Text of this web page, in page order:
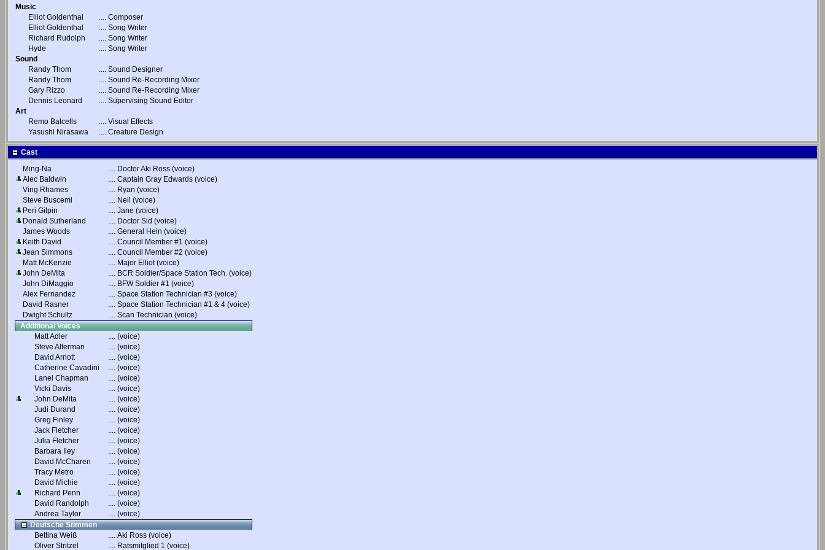
Music
Elliot Goldenthal
.... Composer
Elliot Goldenthal
.... Song Writer
Richard Rudolph
.... Song Writer
Hyde
.... Song Writer
Sound
Randy Thom
.... Sound Designer
Randy Thom
.... Sound Re-Recording Mixer
Gary Rizzo
.... Sound Re-Recording Mixer
Dennis Leonard
.... Supervising Sound Editor
Art
Remo Balcells
.... Visual Effects
Yasushi Nirasawa
.... Creature Design
Cast
Ming-Na
.... Doctor Aki Ross (voice)
Alec Baldwin
.... Captain Gray Edwards (voice)
Ving Rhames
.... Ryan (voice)
Steve Buscemi
.... Neil (voice)
Peri Gilpin
.... Jane (voice)
Donald Sutherland
.... Doctor Sid (voice)
James Woods
.... General Hein (voice)
Keith David
.... Council Member #1 (voice)
Jean Simmons
.... Council Member #2 (voice)
Matt McKenzie
.... Major Elliot (voice)
John DeMita
.... BCR Soldier/Space Station Tech. (voice)
John DiMaggio
.... BFW Soldier #1 (voice)
Alex Fernandez
.... Space Station Technician #3 (voice)
David Rasner
.... Space Station Technician #1 & 4 (voice)
Dwight Schultz
.... Scan Technician (voice)
Additional Voices
Matt Adler
.... (voice)
Steve Alterman
.... (voice)
David Arnott
.... (voice)
Catherine Cavadini
.... (voice)
Lanei Chapman
.... (voice)
Vicki Davis
.... (voice)
John DeMita
.... (voice)
Judi Durand
.... (voice)
Greg Finley
.... (voice)
Jack Fletcher
.... (voice)
Julia Fletcher
.... (voice)
Barbara Iley
.... (voice)
David McCharen
.... (voice)
Tracy Metro
.... (voice)
David Michie
.... (voice)
Richard Penn
.... (voice)
David Randolph
.... (voice)
Andrea Taylor
.... (voice)
Deutsche Stimmen
Bettina Weiß
.... Aki Ross (voice)
Oliver Stritzel
.... Ratsmitglied 1 (voice)